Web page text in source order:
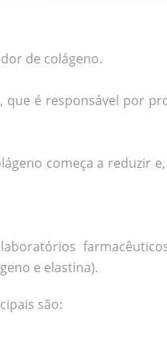
de colágeno.
é responsável por
começa a reduzir
e elastina).
são: